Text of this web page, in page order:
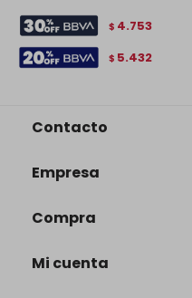
$ 4.753
$ 5.432
Contacto
Empresa
Compra
Mi cuenta